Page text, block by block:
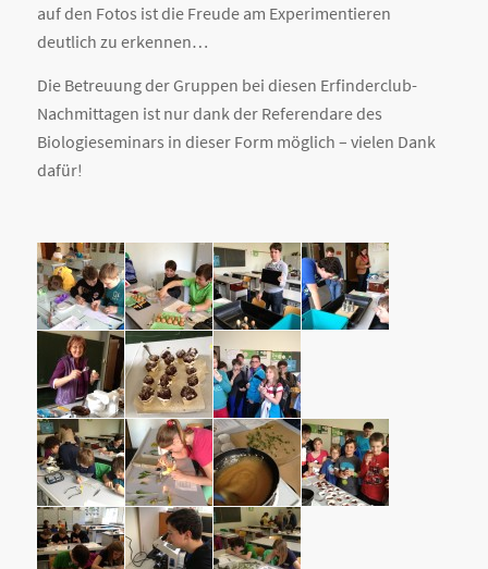
auf den Fotos ist die Freude am Experimentieren
deutlich zu erkennen…
Die Betreuung der Gruppen bei diesen Erfinderclub-
Nachmittagen ist nur dank der Referendare des
Biologieseminars in dieser Form möglich – vielen Dank
dafür!